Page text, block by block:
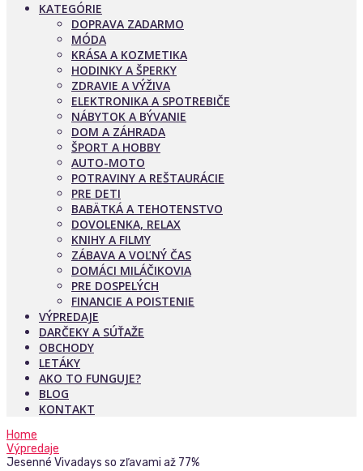
KATEGÓRIE
DOPRAVA ZADARMO
MÓDA
KRÁSA A KOZMETIKA
HODINKY A ŠPERKY
ZDRAVIE A VÝŽIVA
ELEKTRONIKA A SPOTREBIČE
NÁBYTOK A BÝVANIE
DOM A ZÁHRADA
ŠPORT A HOBBY
AUTO-MOTO
POTRAVINY A REŠTAURÁCIE
PRE DETI
BABÄTKÁ A TEHOTENSTVO
DOVOLENKA, RELAX
KNIHY A FILMY
ZÁBAVA A VOĽNÝ ČAS
DOMÁCI MILÁČIKOVIA
PRE DOSPELÝCH
FINANCIE A POISTENIE
VÝPREDAJE
DARČEKY A SÚŤAŽE
OBCHODY
LETÁKY
AKO TO FUNGUJE?
BLOG
KONTAKT
Home
Výpredaje
Jesenné Vivadays so zľavami až 77%